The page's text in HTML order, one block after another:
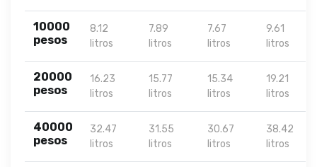
10000
pesos
8.12
litros
7.89
litros
7.67
litros
9.61
litros
20000
pesos
16.23
litros
15.77
litros
15.34
litros
19.21
litros
40000
pesos
32.47
litros
31.55
litros
30.67
litros
38.42
litros